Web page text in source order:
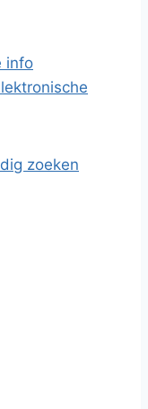
info
zoeken